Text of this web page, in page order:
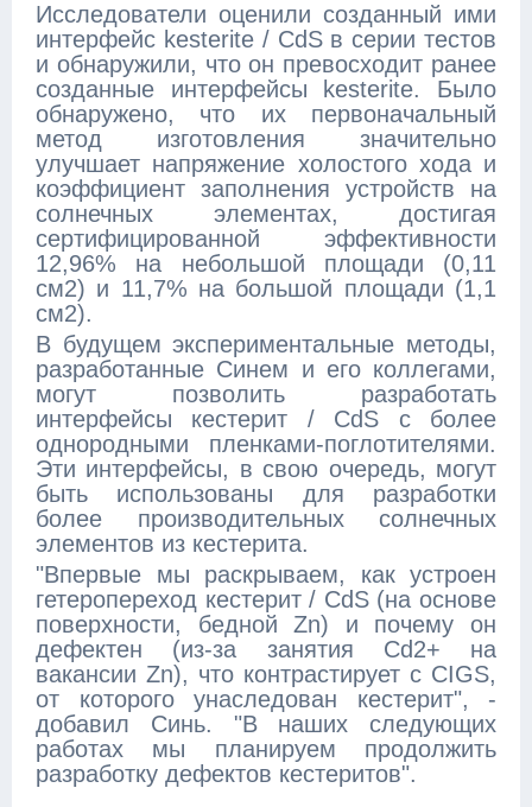
Исследователи оценили созданный ими
интерфейс kesterite / CdS в серии тестов
и обнаружили, что он превосходит ранее
созданные интерфейсы kesterite. Было
обнаружено, что их первоначальный
метод изготовления значительно
улучшает напряжение холостого хода и
коэффициент заполнения устройств на
солнечных элементах, достигая
сертифицированной эффективности
12,96% на небольшой площади (0,11
см2) и 11,7% на большой площади (1,1
см2).
В будущем экспериментальные методы,
разработанные Синем и его коллегами,
могут позволить разработать
интерфейсы кестерит / CdS с более
однородными пленками-поглотителями.
Эти интерфейсы, в свою очередь, могут
быть использованы для разработки
более производительных солнечных
элементов из кестерита.
"Впервые мы раскрываем, как устроен
гетеропереход кестерит / CdS (на основе
поверхности, бедной Zn) и почему он
дефектен (из-за занятия Cd2+ на
вакансии Zn), что контрастирует с CIGS,
от которого унаследован кестерит", -
добавил Синь. "В наших следующих
работах мы планируем продолжить
разработку дефектов кестеритов".